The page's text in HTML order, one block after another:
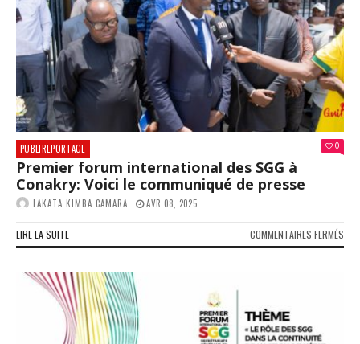
DES
DU
PUBLIREPORTAGE 0
Premier forum international des SGG à
Conakry: Voici le communiqué de presse
LAKATA KIMBA CAMARA AVR 08, 2025
LIRE LA SUITE COMMENTAIRES FERMÉS